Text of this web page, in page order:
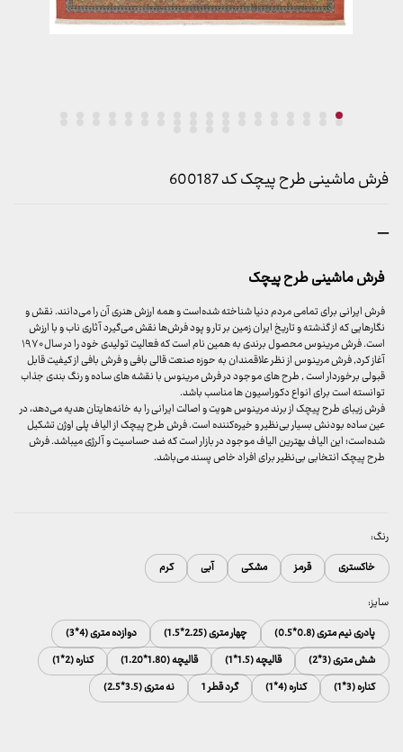
فرش ماشینی طرح پیچک کد 600187
–محدوده
899,000 تومان
تا
23,999,000 تومان
فرش ماشینی طرح پیچک
فرش ایرانی برای تمامی مردم دنیا شناخته شده‌است و همه ارزش هنری آن را می‌دانند. نقش و
نگارهایی که از گذشته و تاریخ ایران زمین بر تار و پود فرش‌ها نقش می‌گیرد آثاری ناب و با ارزش
است. فرش مرینوس محصول برندی به همین نام است که فعالیت تولیدی خود را در سال ۱۹۷۰
آغاز کرد, فرش مرینوس از نظر علاقمندان به حوزه صنعت قالی بافی و فرش بافی از کیفیت قابل
قبولی برخوردار است , طرح های موجود در فرش مرینوس با نقشه های ساده و رنگ بندی جذاب
توانسته است برای انواع دکوراسیون ها مناسب باشد.
فرش زیبای طرح پیچک از برند مرینوس هویت و اصالت ایرانی را به خانه‌هایتان هدیه می‌دهد، در
عین ساده بودنش بسیار بی‌نظیر و خیره‌کننده است. فرش طرح پیچک از الیاف پلی اوژن تشکیل
شده‌است؛ این الیاف بهترین الیاف موجود در بازار است که ضد حساسیت و آلرژی میباشد. فرش
طرح پیچک انتخابی بی‌نظیر برای افراد خاص پسند می‌باشد.
رنگ:
خاکستری
قرمز مشکی آبی
کرم
سایز:
پادری نیم متری (0.8*0.5)
چهار متری (2.25*1.5)
دوازده متری (4*3)
شش متری (3*2)
قالیچه (1.5*1) قالیچه (1.80*1.20)
کناره (2*1)
کناره (3*1)
کناره (4*1) گرد قطر 1 نه متری (3.5*2.5)